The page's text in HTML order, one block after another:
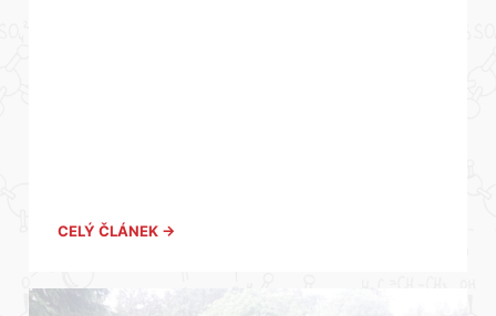
CELÝ ČLÁNEK →